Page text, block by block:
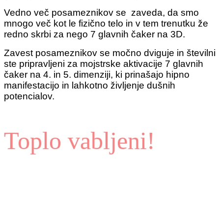
Vedno več posameznikov se zaveda, da smo
mnogo več kot le fizično telo in v tem trenutku že
redno skrbi za nego 7 glavnih čaker na 3D.
Zavest posameznikov se močno dviguje in številni
ste pripravljeni za mojstrske aktivacije 7 glavnih
čaker na 4. in 5. dimenziji, ki prinašajo hipno
manifestacijo in lahkotno življenje dušnih
potencialov.
Toplo vabljeni!